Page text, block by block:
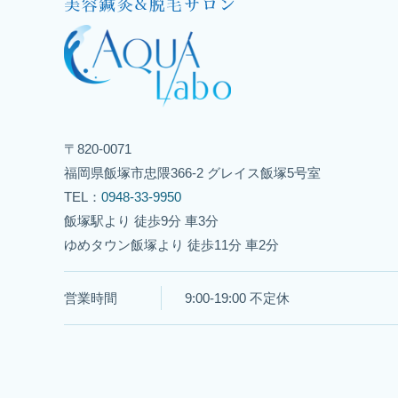
〒820-0071
福岡県飯塚市忠隈366-2 グレイス飯塚5号室
TEL： 0948-33-9950
飯塚駅より 徒歩9分 車3分
ゆめタウン飯塚より 徒歩11分 車2分
営業時間 9:00-19:00 不定休